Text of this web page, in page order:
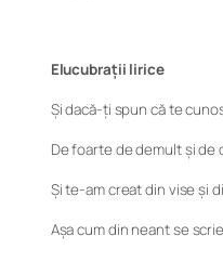
Elucubrații lirice
Și dacă-ți spun că te
De foarte de demult și de
Și te-am creat din vise și
Așa cum din neant se